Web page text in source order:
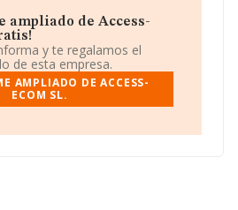
está inscrita en el Registro
Limitada. Clasifica su actividad
código 9621. No realiza actividad
ecom S.L, con número de
está situada en Calle
Cataluña.
ampliado de Access-
y te regalamos el
de esta empresa.
AMPLIADO DE ACCESS-
ECOM SL.